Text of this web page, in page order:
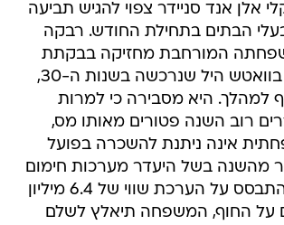
אלן אנד סניידר צפוי להגיש תביעה
הבתים בתחילת החודש. רבקה
המורחבת מחזיקה בבקתת
שלושה חדרים בוואטש היל שנרכשה בשנות ה-30,
למהלך. היא מסבירה כי למרות
רוב השנה פטורים מאותו מס,
אינה ניתנת להשכרה בפועל
מהשנה בשל היעדר מערכות חימום
ובידוד. כעת, בהתבסס על הערכת שווי של 6.4 מיליון
על החוף, המשפחה תיאלץ לשלם